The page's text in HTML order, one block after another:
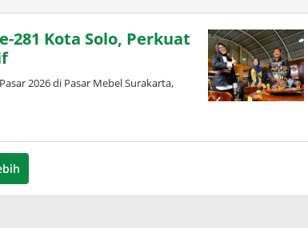
281 Kota Solo, Perkuat
2026 di Pasar Mebel Surakarta,